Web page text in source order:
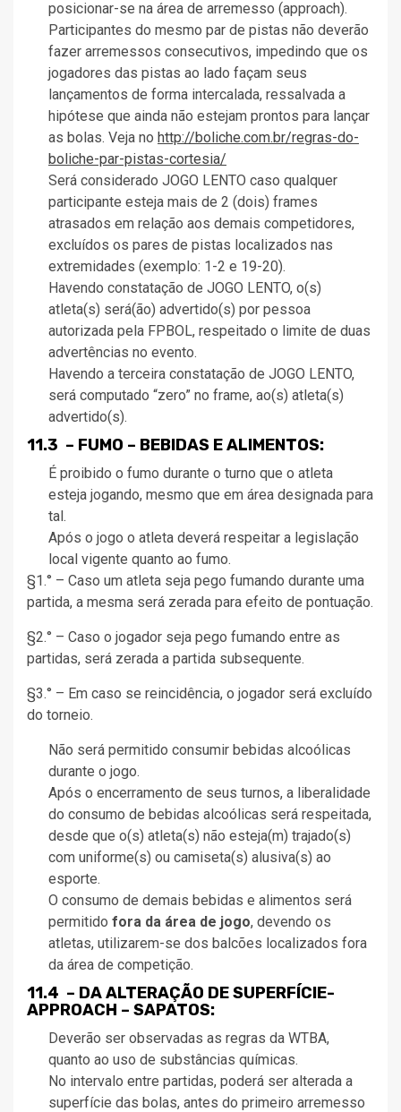
posicionar-se na área de arremesso (approach).
Participantes do mesmo par de pistas não deverão
fazer arremessos consecutivos, impedindo que os
jogadores das pistas ao lado façam seus
lançamentos de forma intercalada, ressalvada a
hipótese que ainda não estejam prontos para lançar
as bolas. Veja no http://boliche.com.br/regras-do-
boliche-par-pistas-cortesia/
Será considerado JOGO LENTO caso qualquer
participante esteja mais de 2 (dois) frames
atrasados em relação aos demais competidores,
excluídos os pares de pistas localizados nas
extremidades (exemplo: 1-2 e 19-20).
Havendo constatação de JOGO LENTO, o(s)
atleta(s) será(ão) advertido(s) por pessoa
autorizada pela FPBOL, respeitado o limite de duas
advertências no evento.
Havendo a terceira constatação de JOGO LENTO,
será computado “zero” no frame, ao(s) atleta(s)
advertido(s).
11.3 – FUMO – BEBIDAS E ALIMENTOS:
É proibido o fumo durante o turno que o atleta
esteja jogando, mesmo que em área designada para
tal.
Após o jogo o atleta deverá respeitar a legislação
local vigente quanto ao fumo.
§1.° – Caso um atleta seja pego fumando durante uma
partida, a mesma será zerada para efeito de pontuação.
§2.° – Caso o jogador seja pego fumando entre as
partidas, será zerada a partida subsequente.
§3.° – Em caso se reincidência, o jogador será excluído
do torneio.
Não será permitido consumir bebidas alcoólicas
durante o jogo.
Após o encerramento de seus turnos, a liberalidade
do consumo de bebidas alcoólicas será respeitada,
desde que o(s) atleta(s) não esteja(m) trajado(s)
com uniforme(s) ou camiseta(s) alusiva(s) ao
esporte.
O consumo de demais bebidas e alimentos será
permitido fora da área de jogo, devendo os
atletas, utilizarem-se dos balcões localizados fora
da área de competição.
11.4 – DA ALTERAÇÃO DE SUPERFÍCIE-
APPROACH – SAPATOS:
Deverão ser observadas as regras da WTBA,
quanto ao uso de substâncias químicas.
No intervalo entre partidas, poderá ser alterada a
superfície das bolas, antes do primeiro arremesso